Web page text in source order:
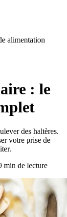
alimentation
: le
des haltères.
votre prise de
min de lecture